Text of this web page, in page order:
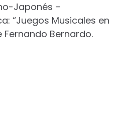
Japonés –
“Juegos Musicales en
Bernardo.